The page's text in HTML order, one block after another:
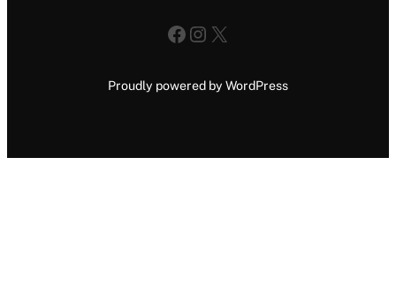
Facebook
Instagram
X
Proudly powered by WordPress